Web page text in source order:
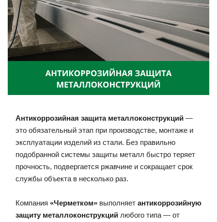
Антикоррозийная защита металлоконструкций —
это обязательный этап при производстве, монтаже и
эксплуатации изделий из стали. Без правильно
подобранной системы защиты металл быстро теряет
прочность, подвергается ржавчине и сокращает срок
службы объекта в несколько раз.
Компания «Черметком» выполняет антикоррозийную
защиту металлоконструкций любого типа — от